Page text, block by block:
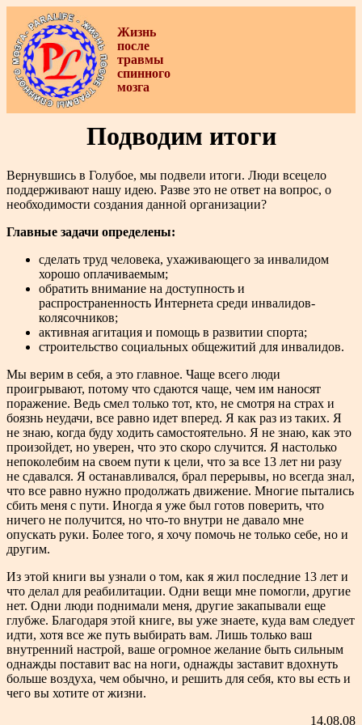
Жизнь
после
травмы
спинного
мозга
Подводим итоги
Вернувшись в Голубое, мы подвели итоги. Люди всецело
поддерживают нашу идею. Разве это не ответ на вопрос, о
необходимости создания данной организации?
Главные задачи определены:
сделать труд человека, ухаживающего за инвалидом
хорошо оплачиваемым;
обратить внимание на доступность и
распространенность Интернета среди инвалидов-
колясочников;
активная агитация и помощь в развитии спорта;
строительство социальных общежитий для инвалидов.
Мы верим в себя, а это главное. Чаще всего люди
проигрывают, потому что сдаются чаще, чем им наносят
поражение. Ведь смел только тот, кто, не смотря на страх и
боязнь неудачи, все равно идет вперед. Я как раз из таких. Я
не знаю, когда буду ходить самостоятельно. Я не знаю, как это
произойдет, но уверен, что это скоро случится. Я настолько
непоколебим на своем пути к цели, что за все 13 лет ни разу
не сдавался. Я останавливался, брал перерывы, но всегда знал,
что все равно нужно продолжать движение. Многие пытались
сбить меня с пути. Иногда я уже был готов поверить, что
ничего не получится, но что-то внутри не давало мне
опускать руки. Более того, я хочу помочь не только себе, но и
другим.
Из этой книги вы узнали о том, как я жил последние 13 лет и
что делал для реабилитации. Одни вещи мне помогли, другие
нет. Одни люди поднимали меня, другие закапывали еще
глубже. Благодаря этой книге, вы уже знаете, куда вам следует
идти, хотя все же путь выбирать вам. Лишь только ваш
внутренний настрой, ваше огромное желание быть сильным
однажды поставит вас на ноги, однажды заставит вдохнуть
больше воздуха, чем обычно, и решить для себя, кто вы есть и
чего вы хотите от жизни.
14.08.08